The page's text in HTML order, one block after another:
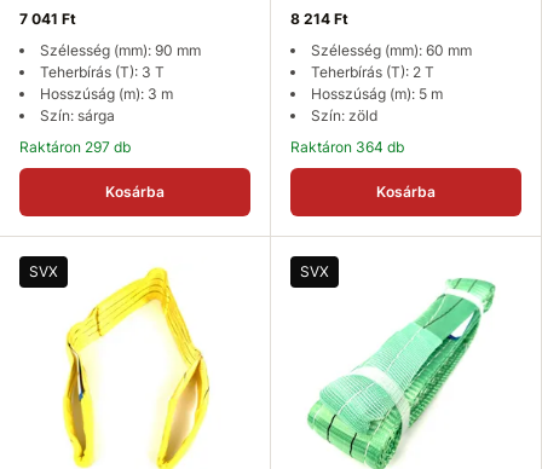
7 041 Ft
Szélesség (mm): 90 mm
Teherbírás (T): 3 T
Hosszúság (m): 3 m
Szín: sárga
Raktáron 297 db
Kosárba
8 214 Ft
Szélesség (mm): 60 mm
Teherbírás (T): 2 T
Hosszúság (m): 5 m
Szín: zöld
Raktáron 364 db
Kosárba
SVX SVX